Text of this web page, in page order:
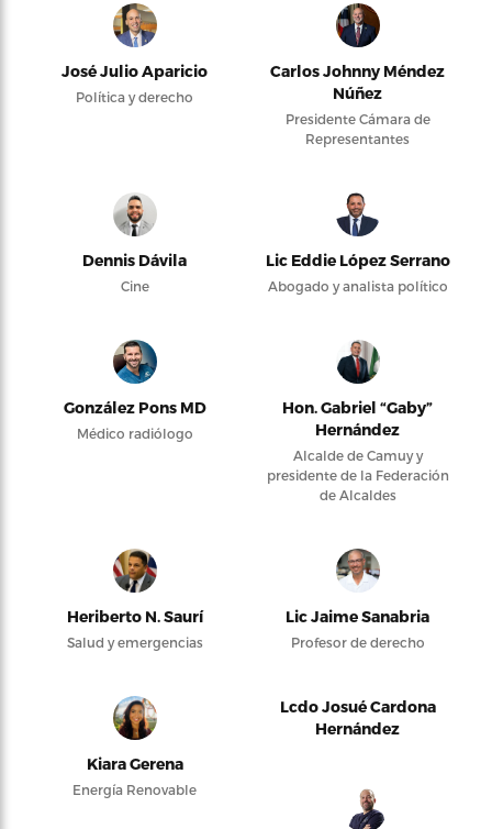
José Julio Aparicio
Política y derecho
Carlos Johnny Méndez
Núñez
Presidente Cámara de
Representantes
Dennis Dávila
Cine
Lic Eddie López Serrano
Abogado y analista político
González Pons MD
Médico radiólogo
Hon. Gabriel “Gaby”
Hernández
Alcalde de Camuy y
presidente de la Federación
de Alcaldes
Heriberto N. Saurí
Salud y emergencias
Lic Jaime Sanabria
Profesor de derecho
Kiara Gerena
Energía Renovable
Lcdo Josué Cardona
Hernández